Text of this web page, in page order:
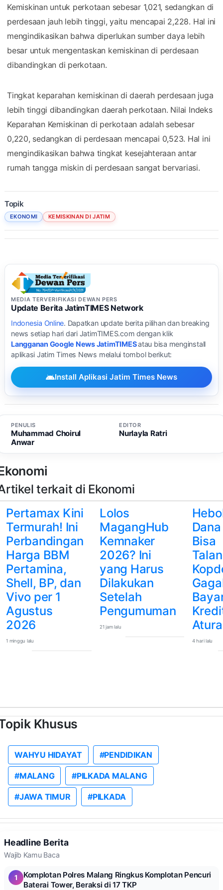
Kemiskinan untuk perkotaan sebesar 1,021, sedangkan di
perdesaan jauh lebih tinggi, yaitu mencapai 2,228. Hal ini
mengindikasikan bahwa diperlukan sumber daya lebih
besar untuk mengentaskan kemiskinan di perdesaan
dibandingkan di perkotaan.
Tingkat keparahan kemiskinan di daerah perdesaan juga
lebih tinggi dibandingkan daerah perkotaan. Nilai Indeks
Keparahan Kemiskinan di perkotaan adalah sebesar
0,220, sedangkan di perdesaan mencapai 0,523. Hal ini
mengindikasikan bahwa tingkat kesejahteraan antar
rumah tangga miskin di perdesaan sangat bervariasi.
Topik
EKONOMI KEMISKINAN DI JATIM
MEDIA TERVERIFIKASI DEWAN PERS
Update Berita JatimTIMES Network
Indonesia Online. Dapatkan update berita pilihan dan breaking
news setiap hari dari JatimTIMES.com dengan klik
Langganan Google News JatimTIMESatau bisa menginstall
aplikasi Jatim Times News melalui tombol berikut:
Install Aplikasi Jatim Times News
PENULIS
Muhammad Choirul
Anwar
EDITOR
Nurlayla Ratri
terkait di Ekonomi
Pertamax Kini
Termurah! Ini
Perbandingan
Harga BBM
Pertamina,
Shell, BP, dan
Vivo per 1
Agustus
2026
1 minggu lalu
Lolos
MagangHub
Kemnaker
2026? Ini
yang Harus
Dilakukan
Setelah
Pengumuman
21 jam lalu
Bisa
4 hari lalu
Khusus
WAHYU HIDAYAT #PENDIDIKAN
#MALANG #PILKADA MALANG
#JAWA TIMUR #PILKADA
Headline Berita
Wajib Kamu Baca
1
Komplotan Polres Malang Ringkus Komplotan Pencuri
Baterai Tower, Beraksi di 17 TKP